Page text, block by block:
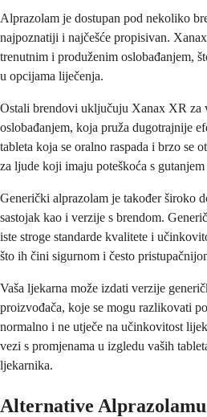
Alprazolam je dostupan pod nekoliko
najpoznatiji i najčešće propisivan.
trenutnim i produženim oslobađanjem,
u opcijama liječenja.
Ostali brendovi uključuju Xanax XR za
oslobađanjem, koja pruža dugotrajnije
tableta koja se oralno raspada i brzo se
za ljude koji imaju poteškoća s gutanjem
Generički alprazolam je također široko
sastojak kao i verzije s brendom.
iste stroge standarde kvalitete i
što ih čini sigurnom i često
Vaša ljekarna može izdati verzije
proizvođača, koje se mogu razlikovati
normalno i ne utječe na učinkovitost
vezi s promjenama u izgledu vaših
ljekarnika.
Alternative Alprazolamu